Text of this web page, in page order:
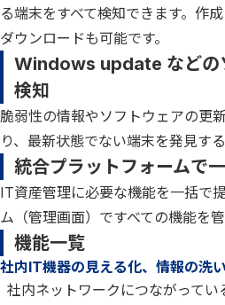
る端末をすべて検知できます。作
ダウンロードも可能です。
Windows update などの
検知
脆弱性の情報やソフトウェアの更
り、最新状態でない端末を発見す
統合プラットフォームで
IT資産管理に必要な機能を一括で
ム（管理画面）ですべての機能を管
機能一覧
社内IT機器の見える化、情報の洗
社内ネットワークにつながって